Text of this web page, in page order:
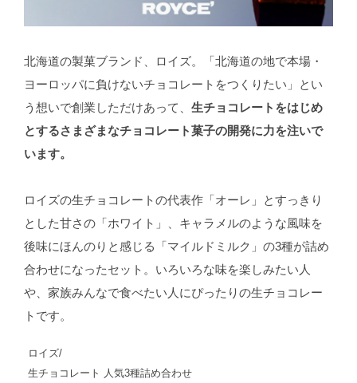
北海道の製菓ブランド、ロイズ。「北海道の地で本場・
ヨーロッパに負けないチョコレートをつくりたい」とい
う想いで創業しただけあって、 生チョコレートをはじめ
とするさまざまなチョコレート菓子の開発に力を注いで
います。
ロイズの生チョコレートの代表作「オーレ」とすっきり
とした甘さの「ホワイト」、キャラメルのような風味を
後味にほんのりと感じる「マイルドミルク」の3種が詰め
合わせになったセット。いろいろな味を楽しみたい人
や、家族みんなで食べたい人にぴったりの生チョコレー
トです。
ロイズ/
生チョコレート 人気3種詰め合わせ